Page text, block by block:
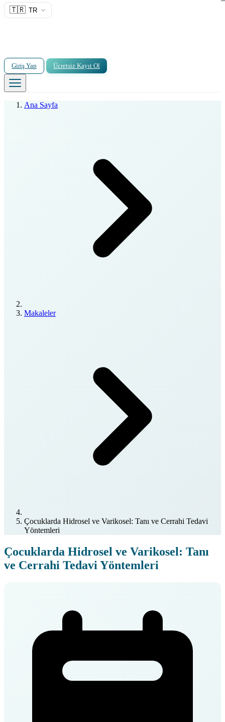
🇹🇷 TR
Giriş Yap Ücretsiz Kayıt Ol
Ana Sayfa
Makaleler
Çocuklarda Hidrosel ve Varikosel: Tanı ve Cerrahi Tedavi
Yöntemleri
Çocuklarda Hidrosel ve Varikosel: Tanı
ve Cerrahi Tedavi Yöntemleri